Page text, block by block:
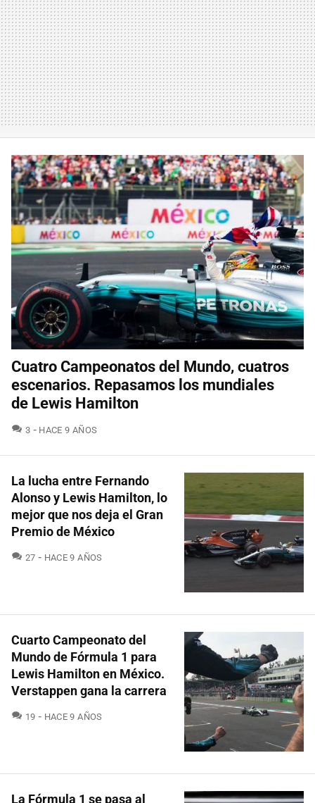
Cuatro Campeonatos del Mundo, cuatros
escenarios. Repasamos los mundiales
de Lewis Hamilton
3 COMENTARIOS
HACE 9 AÑOS
La lucha entre Fernando
Alonso y Lewis Hamilton, lo
mejor que nos deja el Gran
Premio de México
27 COMENTARIOS
HACE 9 AÑOS
Cuarto Campeonato del
Mundo de Fórmula 1 para
Lewis Hamilton en México.
Verstappen gana la carrera
19 COMENTARIOS
HACE 9 AÑOS
La Fórmula 1 se pasa al